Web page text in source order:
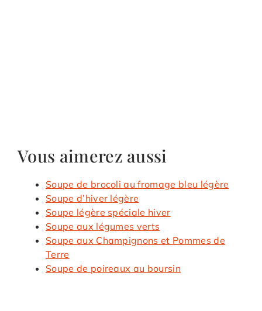
Vous aimerez aussi
Soupe de brocoli au fromage bleu légère
Soupe d’hiver légère
Soupe légère spéciale hiver
Soupe aux légumes verts
Soupe aux Champignons et Pommes de
Terre
Soupe de poireaux au boursin